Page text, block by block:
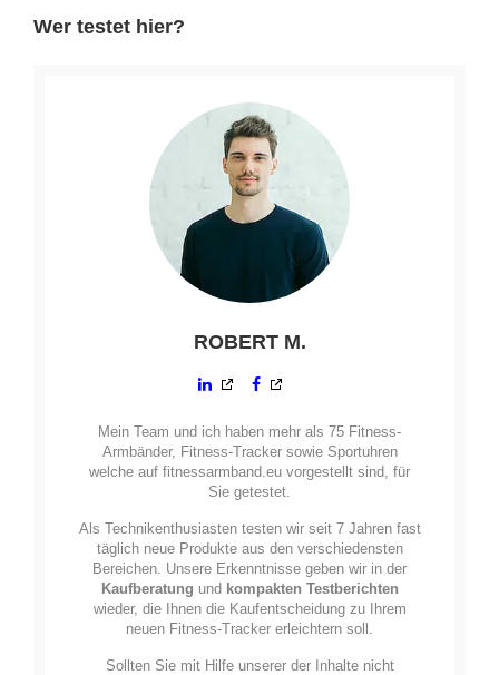
Wer testet hier?
ROBERT M.
Mein Team und ich haben mehr als 75 Fitness-
Armbänder, Fitness-Tracker sowie Sportuhren
welche auf fitnessarmband.eu vorgestellt sind, für
Sie getestet.
Als Technikenthusiasten testen wir seit 7 Jahren fast
täglich neue Produkte aus den verschiedensten
Bereichen. Unsere Erkenntnisse geben wir in der
Kaufberatung und kompakten Testberichten
wieder, die Ihnen die Kaufentscheidung zu Ihrem
neuen Fitness-Tracker erleichtern soll.
Sollten Sie mit Hilfe unserer der Inhalte nicht